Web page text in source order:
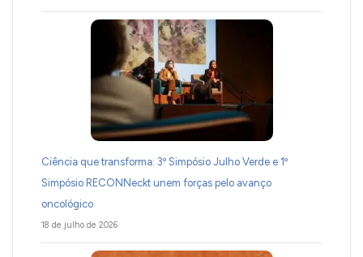
Ciência que transforma: 3º Simpósio Julho Verde e 1º
Simpósio RECONNeckt unem forças pelo avanço
oncológico
18 de julho de 2026